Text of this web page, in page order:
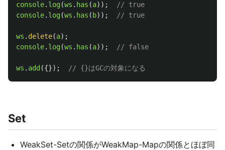
console. log(ws . has (a));
// true
console. log(ws . has ( b)); // true
ws . delete(a);
console. log(ws . has (a)); // false
ws . add ({}); // {}はGCの対象になる
Set
WeakSet-Setの関係がWeakMap-Mapの関係とほぼ同